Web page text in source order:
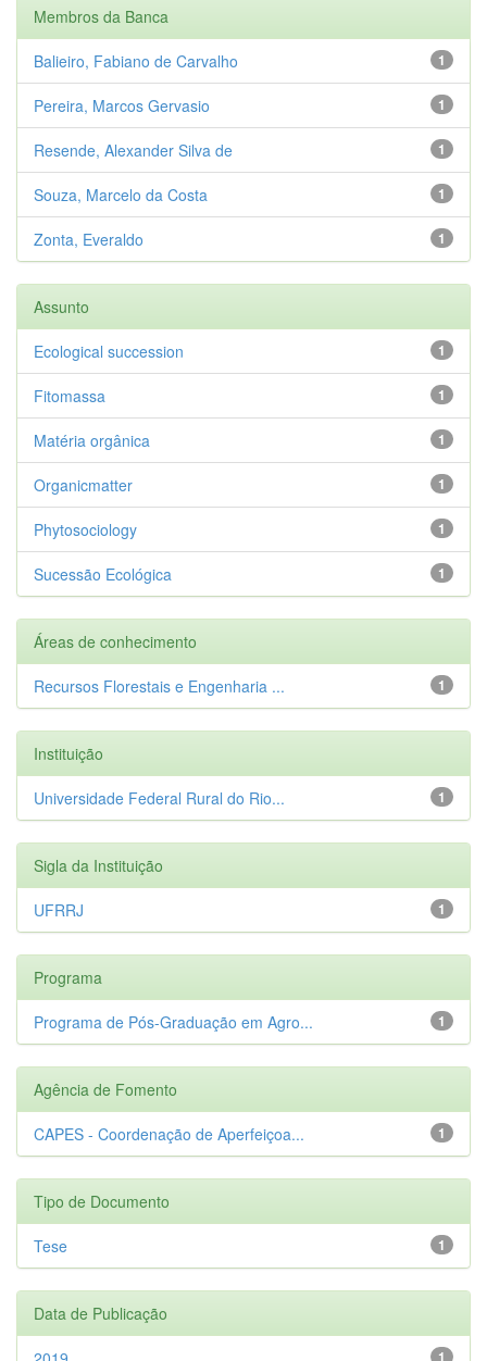
Membros da Banca
1
Balieiro, Fabiano de Carvalho
1
Pereira, Marcos Gervasio
1
Resende, Alexander Silva de
1
Souza, Marcelo da Costa
1
Zonta, Everaldo
Assunto
1
Ecological succession
1
Fitomassa
1
Matéria orgânica
1
Organicmatter
1
Phytosociology
1
Sucessão Ecológica
Áreas de conhecimento
1
Recursos Florestais e Engenharia ...
Instituição
1
Universidade Federal Rural do Rio...
Sigla da Instituição
1
UFRRJ
Programa
1
Programa de Pós-Graduação em Agro...
Agência de Fomento
1
CAPES - Coordenação de Aperfeiçoa...
Tipo de Documento
1
Tese
Data de Publicação
1